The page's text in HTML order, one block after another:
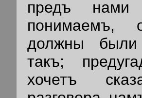
предъ
понимаемъ,
должны были
такъ;
хочетъ